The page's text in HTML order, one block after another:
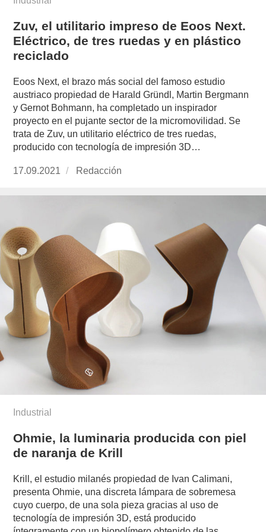
Zuv, el utilitario impreso de Eoos Next.
Eléctrico, de tres ruedas y en plástico
reciclado
Eoos Next, el brazo más social del famoso estudio
austriaco propiedad de Harald Gründl, Martin Bergmann
y Gernot Bohmann, ha completado un inspirador
proyecto en el pujante sector de la micromovilidad. Se
trata de Zuv, un utilitario eléctrico de tres ruedas,
producido con tecnología de impresión 3D…
Publicado
17.09.2021 https://www.experimenta.es/author/redaccion/
Redacción
Industrial
Ohmie, la luminaria producida con piel
de naranja de Krill
Krill, el estudio milanés propiedad de Ivan Calimani,
presenta Ohmie, una discreta lámpara de sobremesa
cuyo cuerpo, de una sola pieza gracias al uso de
tecnología de impresión 3D, está producido